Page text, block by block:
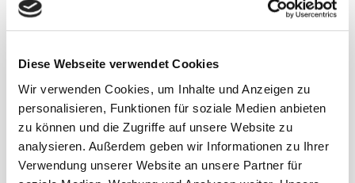
Diese Webseite verwendet Cookies
Wir verwenden Cookies, um Inhalte und Anzeigen zu
personalisieren, Funktionen für soziale Medien anbieten
zu können und die Zugriffe auf unsere Website zu
analysieren. Außerdem geben wir Informationen zu Ihrer
Verwendung unserer Website an unsere Partner für
Kitas sowie Grund- und weiterführende Schulen
befinden sich in Schönefeld und den umliegenden
gut mit dem Fahrrad, Bus oder Pkw erreichbar und
erleichtern kurze Wege im Alltag.
.
Beschreibung:
Kein klassisches Mehrfamilienhaus und darum